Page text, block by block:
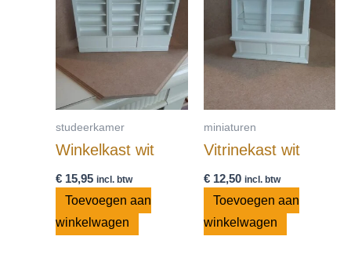
studeerkamer
Winkelkast wit
€ 15,95 incl. btw
Toevoegen aan
winkelwagen
miniaturen
Vitrinekast wit
€12,50 incl. btw
Toevoegen aan
winkelwagen